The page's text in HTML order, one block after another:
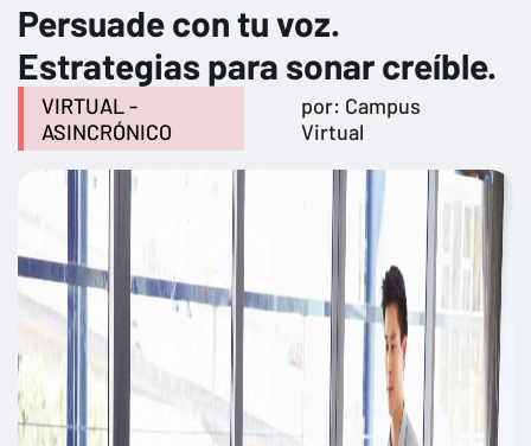
Persuade con tu voz.
Estrategias para sonar creíble.
VIRTUAL -
ASINCRÓNICO
por: Campus
Virtual